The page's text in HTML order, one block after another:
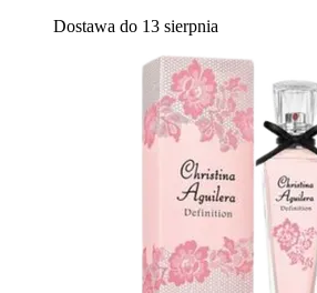
Dostawa do 13 sierpnia